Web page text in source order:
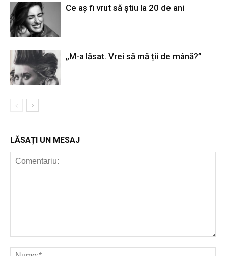
Ce aș fi vrut să știu la 20 de ani
„M-a lăsat. Vrei să mă ții de mână?”
LĂSAȚI UN MESAJ